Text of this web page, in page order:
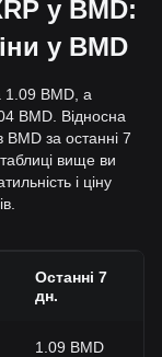
у BMD:
у BMD
1.09 BMD, а
BMD. Відносна
за останні 7
вище ви
і ціну
Останні 7
дн.
1.09 BMD